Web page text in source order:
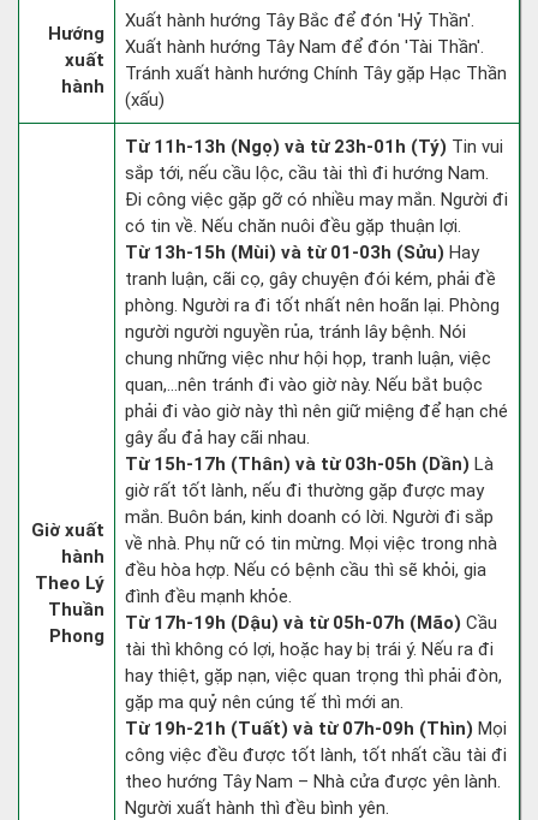
Hướng
xuất
hành
Xuất hành hướng Tây Bắc để đón 'Hỷ Thần'.
Xuất hành hướng Tây Nam để đón 'Tài Thần'.
Tránh xuất hành hướng Chính Tây gặp Hạc Thần
(xấu)
Giờ xuất
hành
Theo Lý
Thuần
Phong
Từ 11h-13h (Ngọ) và từ 23h-01h (Tý) Tin vui
sắp tới, nếu cầu lộc, cầu tài thì đi hướng Nam.
Đi công việc gặp gỡ có nhiều may mắn. Người đi
có tin về. Nếu chăn nuôi đều gặp thuận lợi.
Từ 13h-15h (Mùi) và từ 01-03h (Sửu) Hay
tranh luận, cãi cọ, gây chuyện đói kém, phải đề
phòng. Người ra đi tốt nhất nên hoãn lại. Phòng
người người nguyền rủa, tránh lây bệnh. Nói
chung những việc như hội họp, tranh luận, việc
quan,…nên tránh đi vào giờ này. Nếu bắt buộc
phải đi vào giờ này thì nên giữ miệng để hạn ché
gây ẩu đả hay cãi nhau.
Từ 15h-17h (Thân) và từ 03h-05h (Dần) Là
giờ rất tốt lành, nếu đi thường gặp được may
mắn. Buôn bán, kinh doanh có lời. Người đi sắp
về nhà. Phụ nữ có tin mừng. Mọi việc trong nhà
đều hòa hợp. Nếu có bệnh cầu thì sẽ khỏi, gia
đình đều mạnh khỏe.
Từ 17h-19h (Dậu) và từ 05h-07h (Mão) Cầu
tài thì không có lợi, hoặc hay bị trái ý. Nếu ra đi
hay thiệt, gặp nạn, việc quan trọng thì phải đòn,
gặp ma quỷ nên cúng tế thì mới an.
Từ 19h-21h (Tuất) và từ 07h-09h (Thìn) Mọi
công việc đều được tốt lành, tốt nhất cầu tài đi
theo hướng Tây Nam – Nhà cửa được yên lành.
Người xuất hành thì đều bình yên.